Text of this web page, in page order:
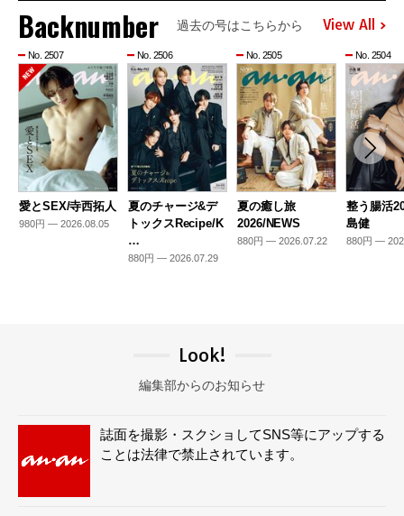
Backnumber 過去の号はこちらから View All
No. 2507
愛とSEX/寺西拓人
980円 — 2026.08.05
No. 2506
夏のチャージ&デ
トックスRecipe/K
…
880円 — 2026.07.29
No. 2505
夏の癒し旅
2026/NEWS
880円 — 2026.07.22
No. 2504
整う腸活
島健
880円 —
Look!
編集部からのお知らせ
誌面を撮影・スクショしてSNS等にアップする
ことは法律で禁止されています。